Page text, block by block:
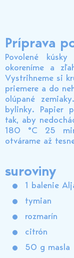
Príprava
Povolené
okoreníme a
Vystrihneme si
priemere a do
olúpané
bylinky. Papier
tak, aby
180 °C 25
otvárame až
suroviny
1 balenie
tymian
rozmarín
citrón
50 g masla